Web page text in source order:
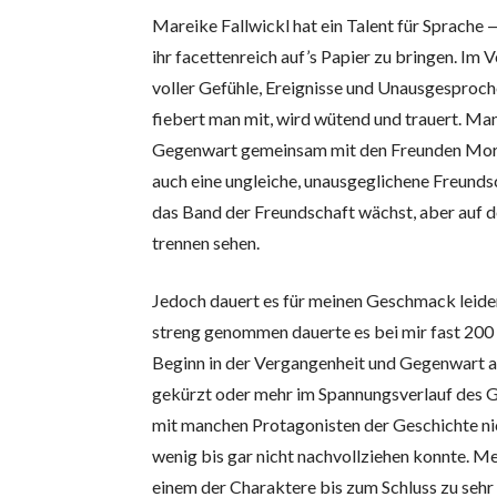
Mareike Fallwickl hat ein Talent für
ihr facettenreich auf’s Papier zu bringen. Im
voller Gefühle, Ereignisse und
fiebert man mit, wird wütend und trauert.
Gegenwart gemeinsam mit den Freunden
auch eine ungleiche, unausgeglichene
das Band der Freundschaft wächst, aber auf
trennen sehen.
Jedoch dauert es für meinen Geschmack
streng genommen dauerte es bei mir fast
Beginn in der Vergangenheit und Gegenwart
gekürzt oder mehr im Spannungsverlauf des
mit manchen Protagonisten der Geschichte
wenig bis gar nicht nachvollziehen konnte.
einem der Charaktere bis zum Schluss zu